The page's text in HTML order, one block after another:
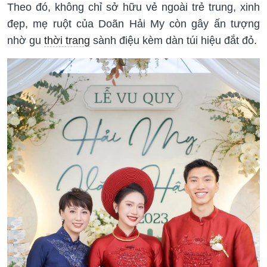
Theo đó, không chỉ sở hữu vẻ ngoài trẻ trung, xinh
đẹp, mẹ ruột của Doãn Hải My còn gây ấn tượng
nhờ gu thời trang sành điệu kèm dàn túi hiệu đắt đỏ.